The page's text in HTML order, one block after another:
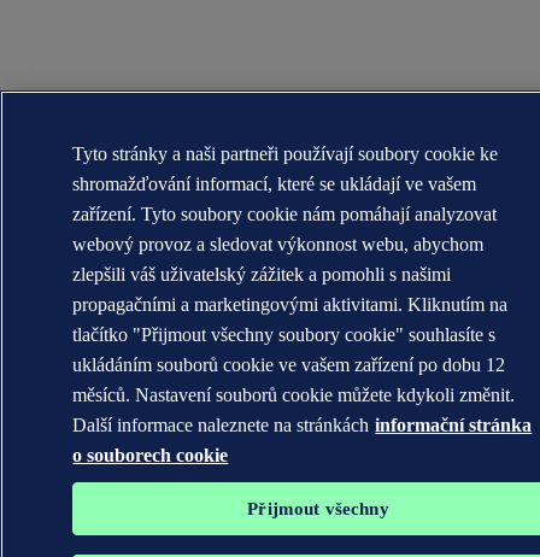
Tyto stránky a naši partneři používají soubory cookie ke
shromažďování informací, které se ukládají ve vašem
zařízení. Tyto soubory cookie nám pomáhají analyzovat
webový provoz a sledovat výkonnost webu, abychom
zlepšili váš uživatelský zážitek a pomohli s našimi
propagačními a marketingovými aktivitami. Kliknutím na
tlačítko "Přijmout všechny soubory cookie" souhlasíte s
ukládáním souborů cookie ve vašem zařízení po dobu 12
měsíců. Nastavení souborů cookie můžete kdykoli změnit.
Další informace naleznete na stránkách informační stránka
o souborech cookie
Přijmout všechny